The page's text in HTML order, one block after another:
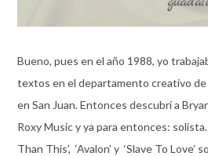
Bueno, pues en el año 1988, yo
textos en el departamento creativo de
en San Juan. Entonces descubrí a
Roxy Music y ya para entonces:
Than This’, ‘Avalon’ y ‘Slave To Love’